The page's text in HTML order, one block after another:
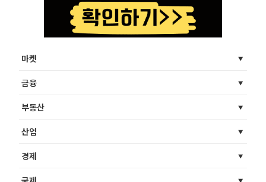
마켓
금융
부동산
산업
경제